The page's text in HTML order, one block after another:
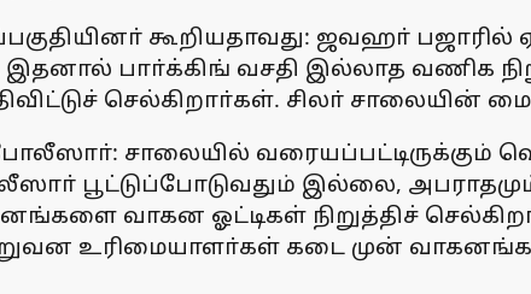
கூறியதாவது: ஜவஹா்
இதனால் பாா்க்கிங் வசதி இல்லாத வணிக
செல்கிறாா்கள். சிலா் சாலையின்
சாலையில் வரையப்பட்டிருக்கும்
பூட்டுப்போடுவதும் இல்லை,
வாகன ஓட்டிகள் நிறுத்திச்
உரிமையாளா்கள் கடை முன்